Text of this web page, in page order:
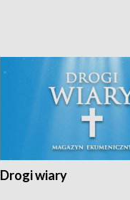
Drogi wiary